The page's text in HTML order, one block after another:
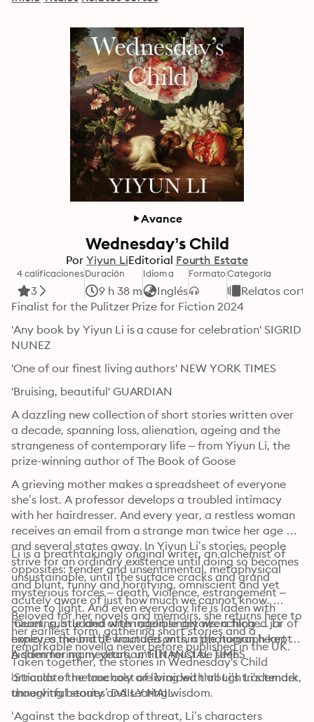
Avance
Wednesday’s Child
Por Yiyun LiEditorial Fourth Estate
4 calificaciones
3
Duración
9 h 38 m
Idioma
Inglés
FormatoCategoría
Relatos
Finalist for the Pulitzer Prize for Fiction 2024
'Any book by Yiyun Li is a cause for celebration' SIGRID
NUNEZ
'One of our finest living authors' NEW YORK TIMES
'Bruising, beautiful' GUARDIAN
A dazzling new collection of short stories written over
a decade, spanning loss, alienation, ageing and the
strangeness of contemporary life – from Yiyun Li, the
prize-winning author of The Book of Goose
A grieving mother makes a spreadsheet of everyone
she’s lost. A professor develops a troubled intimacy
with her hairdresser. And every year, a restless woman
receives an email from a strange man twice her age
and several states away. In Yiyun Li’s stories, people
strive for an ordinary existence until doing so becomes
unsustainable, until the surface cracks and grand
mysterious forces – death, violence, estrangement –
come to light. And even everyday life is laden with
meaning, studded with indelible details: a filched jar of
honey, a mound of wounded ants, a photograph kept
hidden for many years, until it must be seen.
Li is a breathtakingly original writer, an alchemist of
opposites: tender and unsentimental, metaphysical
and blunt, funny and horrifying, omniscient and yet
acutely aware of just how much we cannot know.
Beloved for her novels and memoirs, she returns here to
her earliest form, gathering short stories and a
remarkable novella never before published in the UK.
Taken together, the stories in Wednesday's Child
articulate the true cost of living with all Li’s trademark
unnerving beauty and searing wisdom.
‘Quiet, subtle and often agonisingly wrenching … Li
explores the brittle fractures within the human heart …
A shimmering meditation’ FINANCIAL TIMES
‘Strands of melancholy are braided through Li’s tender,
thoughtful stories’ DAILY MAIL
‘Against the backdrop of threat, Li’s characters